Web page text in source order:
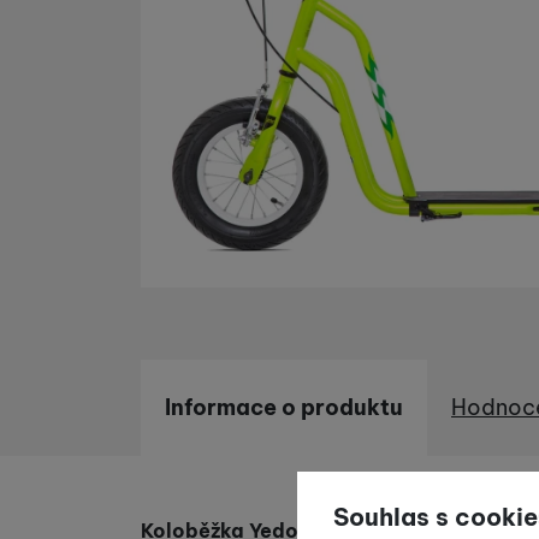
Souhlas s
Informace o produktu
Informace o produktu
Koloběžka Yedoo Wzoomje největší